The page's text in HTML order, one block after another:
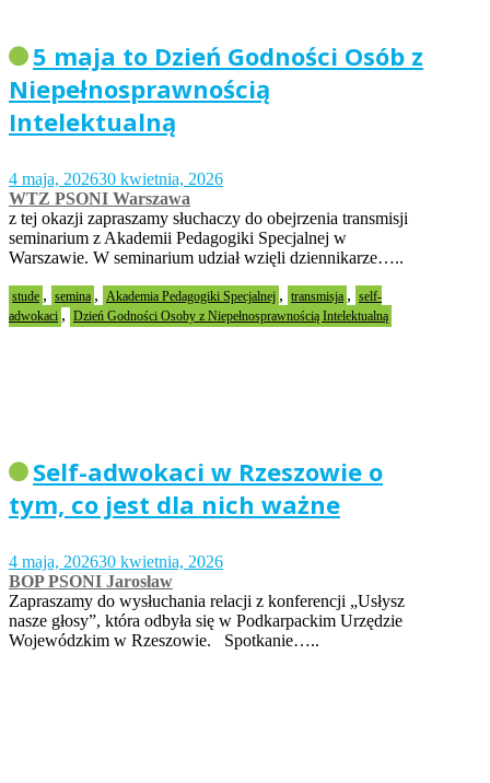
5 maja to Dzień Godności Osób z
Niepełnosprawnością
Intelektualną
4 maja, 202630 kwietnia, 2026
WTZ PSONI Warszawa
z tej okazji zapraszamy słuchaczy do obejrzenia transmisji
seminarium z Akademii Pedagogiki Specjalnej w
Warszawie. W seminarium udział wzięli dziennikarze…..
stude , semina , Akademia Pedagogiki Specjalnej , transmisja , self-
adwokaci , Dzień Godności Osoby z Niepełnosprawnością Intelektualną
Self-adwokaci w Rzeszowie o
tym, co jest dla nich ważne
4 maja, 202630 kwietnia, 2026
BOP PSONI Jarosław
Zapraszamy do wysłuchania relacji z konferencji „Usłysz
nasze głosy”, która odbyła się w Podkarpackim Urzędzie
Wojewódzkim w Rzeszowie. Spotkanie…..